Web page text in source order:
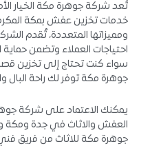
تُعد شركة جوهرة مكة الخيار
خدمات تخزين عفش بمكة
ومميزاتها المتعددة، تُقدم
احتياجات العملاء وتضمن حماية
سواء كنت تحتاج إلى تخزين
جوهرة مكة توفر لك راحة البال
يمكنك الاعتماد على شركة
العفش والاثاث في جدة ومكة
جوهرة مكة للاثاث من فريق